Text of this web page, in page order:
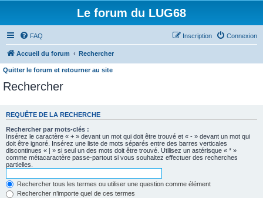
Le forum du LUG68
FAQ Connexion
Inscription
Accueil du forum Rechercher
Quitter le forum et retourner au site
Rechercher
REQUÊTE DE LA RECHERCHE
Rechercher par mots-clés :
Insérez le caractère « + » devant un mot qui doit être trouvé et « - » devant un mot qui
doit être ignoré. Insérez une liste de mots séparés entre des barres verticales
discontinues « | » si seul un des mots doit être trouvé. Utilisez un astérisque « * »
comme métacaractère passe-partout si vous souhaitez effectuer des recherches
partielles.
Rechercher tous les termes ou utiliser une question comme élément
Rechercher n’importe quel de ces termes